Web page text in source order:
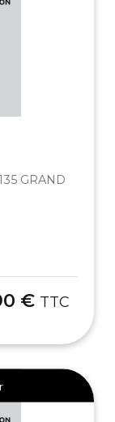
GRAND
€ TTC